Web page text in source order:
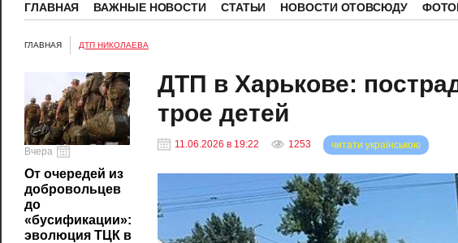
ГЛАВНАЯ ВАЖНЫЕ НОВОСТИ СТАТЬИ НОВОСТИ ОТОВСЮДУ
ГЛАВНАЯ ДТП НИКОЛАЕВА
Вчера
От очередей из
добровольцев
до
«бусификации»:
эволюция ТЦК в
ДТП в Харькове:
трое детей
11.06.2026 в 19:22 1253 читати українською